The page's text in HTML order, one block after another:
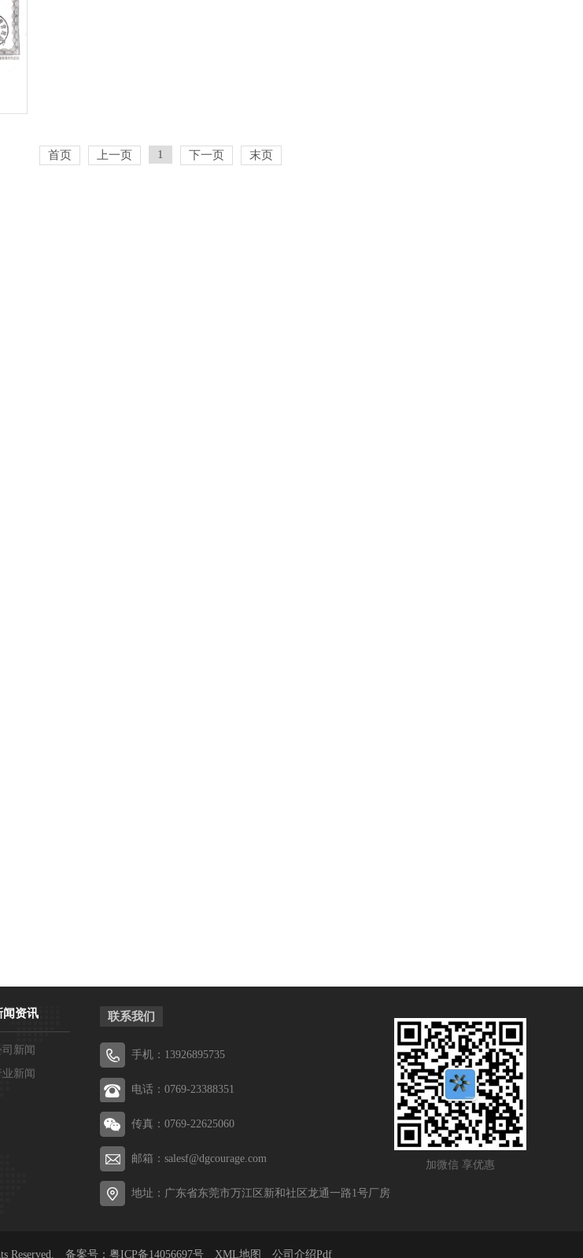
首页 上一页 1 下一页 末页
闻资讯
新闻
新闻
加微信 享优惠
联系我们
手机：13926895735
电话：0769-23388351
传真：0769-22625060
邮箱：salesf@dgcourage.com
地址：广东省东莞市万江区新和社区龙通一路1号厂房
Reserved. 备案号： 粤ICP备14056697号 XML地图 公司介绍Pdf